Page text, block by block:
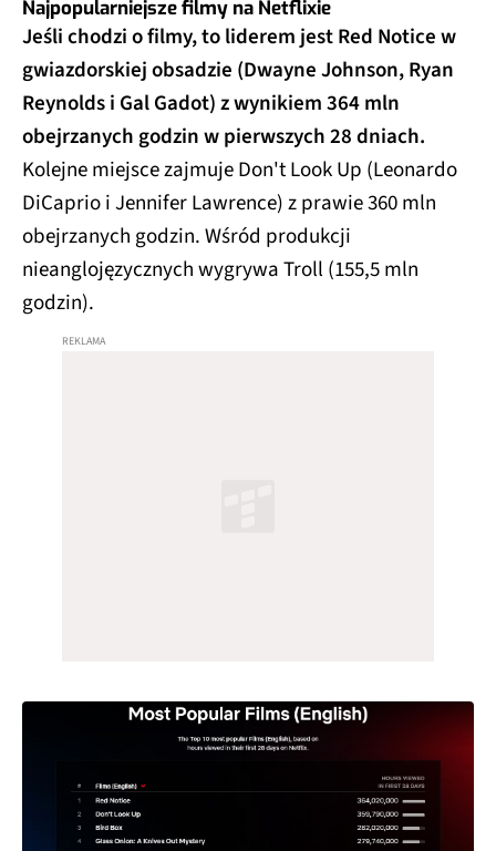
Najpopularniejsze filmy na Netflixie
Jeśli chodzi o filmy, to liderem jest Red Notice w
gwiazdorskiej obsadzie (Dwayne Johnson, Ryan
Reynolds i Gal Gadot) z wynikiem 364 mln
obejrzanych godzin w pierwszych 28 dniach.
Kolejne miejsce zajmuje Don't Look Up (Leonardo
DiCaprio i Jennifer Lawrence) z prawie 360 mln
obejrzanych godzin. Wśród produkcji
nieanglojęzycznych wygrywa Troll (155,5 mln
godzin).